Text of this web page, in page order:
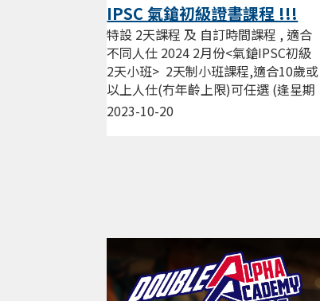
IPSC 氣鎗初級證書課程 !!!
2023-10-20
特設 2天課程 及 自訂時間課程 , 適合
不同人仕 2024 2月份<氣鎗IPSC初級
2天小班> 2天制小班課程,適合10歲或
以上人仕(冇年齡上限)可任選 (逢星期
三，五，六晚19:00...